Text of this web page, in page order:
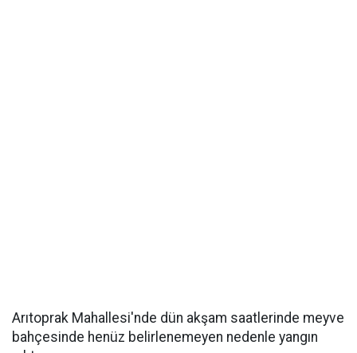
Arıtoprak Mahallesi'nde dün akşam saatlerinde meyve
bahçesinde henüz belirlenemeyen nedenle yangın